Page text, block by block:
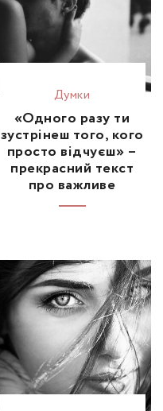
Думки
«Одного разу ти
зустрінеш того, кого
просто відчуєш» –
прекрасний текст
про важливе